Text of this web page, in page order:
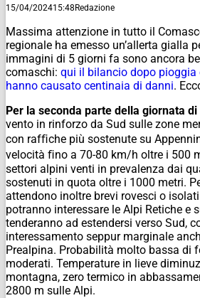
15/04/202415:48Redazione
Massima attenzione in tutto il
regionale ha emesso un’allerta gialla
immagini di 5 giorni fa sono ancora
comaschi: qui il bilancio dopo
hanno causato centinaia di danni.
Per la seconda parte della giornata
vento in rinforzo da Sud sulle zone
con rafﬁche più sostenute su
velocità ﬁno a 70-80 km/h oltre i 500
settori alpini venti in prevalenza dai
sostenuti in quota oltre i 1000 metri.
attendono inoltre brevi rovesci o
potranno interessare le Alpi Retiche e
tenderanno ad estendersi verso Sud,
interessamento seppur marginale
Prealpina. Probabilità molto bassa di
moderati. Temperature in lieve
montagna, zero termico in
2800 m sulle Alpi.